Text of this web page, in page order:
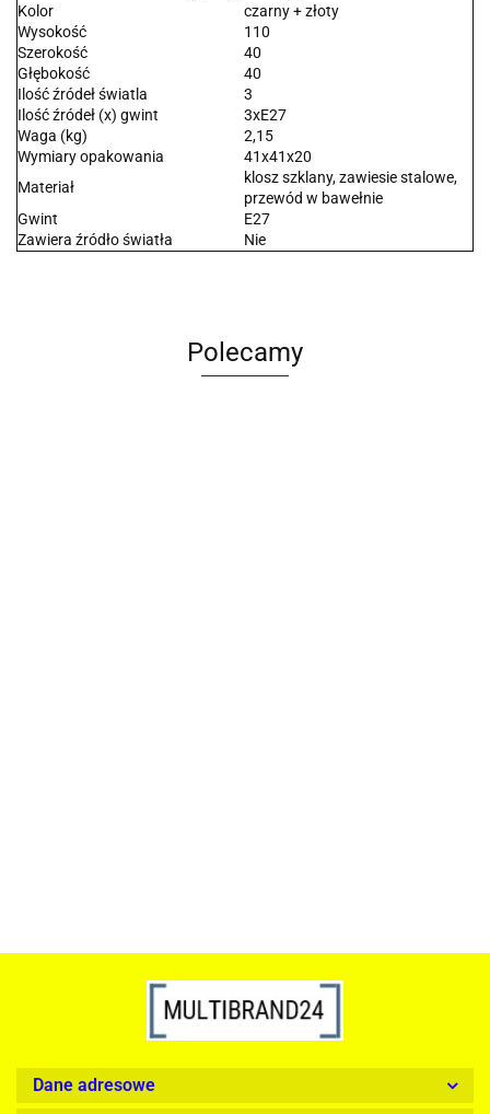
Kolor
czarny + złoty
Wysokość
110
Szerokość
40
Głębokość
40
Ilość źródeł światla
3
Ilość źródeł (x) gwint
3xE27
Waga (kg)
2,15
Wymiary opakowania
41x41x20
Materiał
klosz szklany, zawiesie stalowe,
przewód w bawełnie
Gwint
E27
Zawiera źródło światła
Nie
Polecamy
Dane adresowe